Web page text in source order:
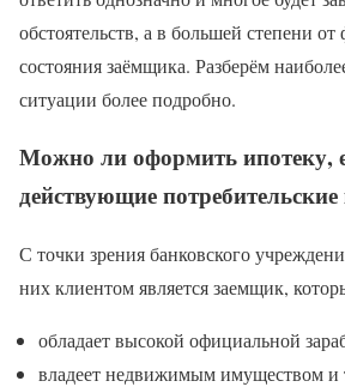
обстоятельств, а в большей степени
состояния заёмщика. Разберём
ситуации более подробно.
Можно ли оформить ипотеку,
действующие
С точки зрения банковского
них клиентом является заемщик,
обладает высокой официальной
владеет недвижимым имуществом и